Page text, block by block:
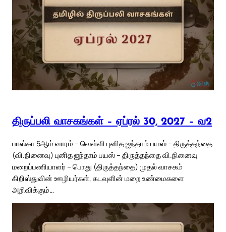
திருப்பலி வாசகங்கள் – ஏப்ரல் 30, 2027 – வ2
பாஸ்கா 5ஆம் வாரம் – வெள்ளி புனித ஐந்தாம் பயஸ் – திருத்தந்தை
(வி.நினைவு) புனித ஐந்தாம் பயஸ் – திருத்தந்தை வி.நினைவு
மறைப்பணியாளர் – பொது (திருத்தந்தை) முதல் வாசகம்
கிறிஸ்துவின் ஊழியர்கள், கடவுளின் மறை உண்மைகளை
அறிவிக்கும்…